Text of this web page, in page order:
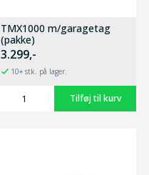
TMX1000 m/garagetag
(pakke)
3.299,-
10+ stk. på lager.